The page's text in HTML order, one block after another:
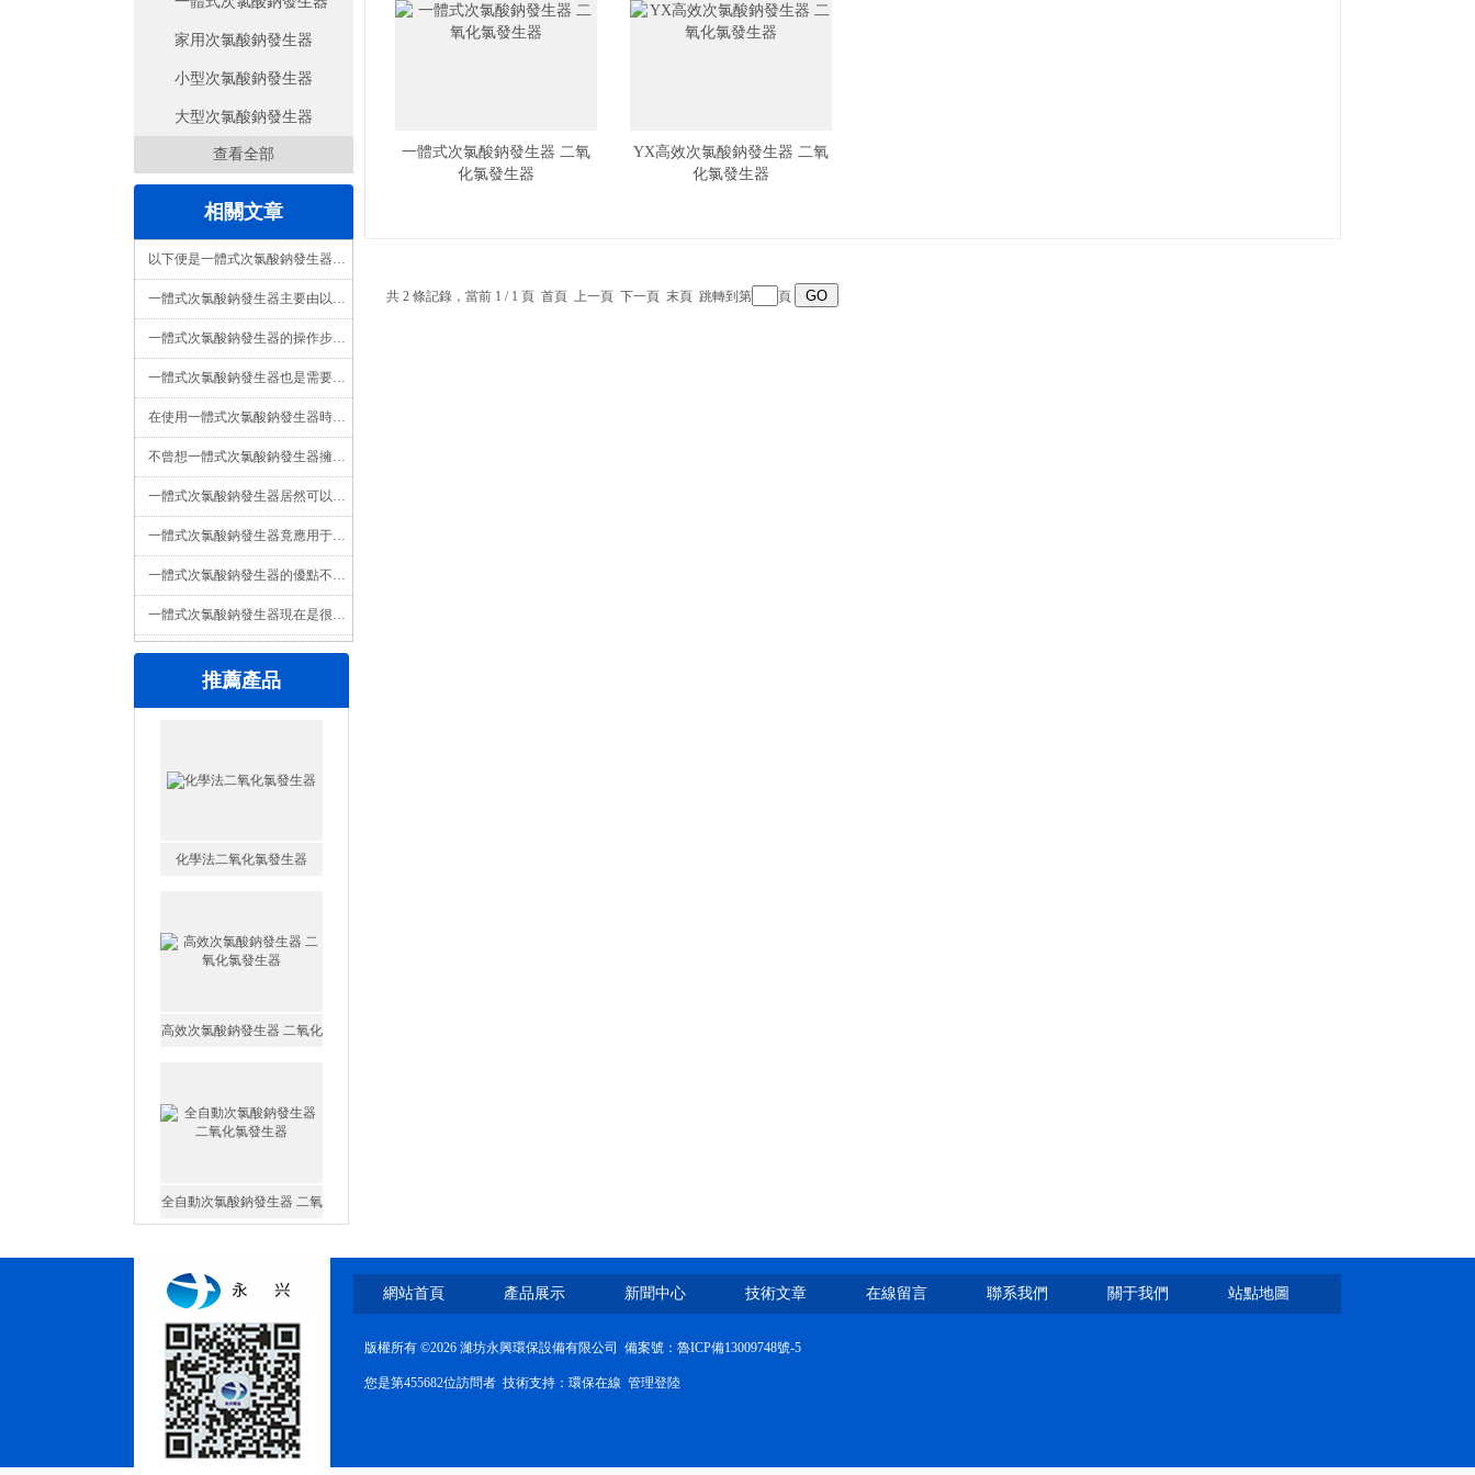
家用次氯酸鈉發生器
小型次氯酸鈉發生器
大型次氯酸鈉發生器
查看全部
相關文章
以下便是一體式次氯酸鈉發生器的技術特點所在！
一體式次氯酸鈉發生器主要由以下幾個部分組成
一體式次氯酸鈉發生器的操作步驟具體如下
一體式次氯酸鈉發生器也是需要進行日常保養的
在使用一體式次氯酸鈉發生器時，需要注意以下幾個事項
不曾想一體式次氯酸鈉發生器擁有如此之多的特點
一體式次氯酸鈉發生器居然可以殺滅水中的細菌及微生物？
一體式次氯酸鈉發生器竟應用于如此之多的范圍
一體式次氯酸鈉發生器的優點不用說很多你也能懂
一體式次氯酸鈉發生器現在是很多用戶的選擇
推薦產品
化學法二氧化氯發生器
高效次氯酸鈉發生器 二氧化
全自動次氯酸鈉發生器 二氧
家用次氯酸鈉發生器 二氧化
氯發生器
一體式次氯酸鈉發生器 二氧
化氯發生器
YX高效次氯酸鈉發生器 二氧
化氯發生器
共 2 條記錄，當前 1 / 1 頁 首頁 上一頁 下一頁 末頁 跳轉到第 頁
網站首頁 產品展示 新聞中心 技術文章 在線留言 聯系我們 關于我們 站點地圖
版權所有 ©2026 濰坊永興環保設備有限公司 備案號：魯ICP備13009748號-5
您是第455682位訪問者 技術支持： 環保在線 管理登陸